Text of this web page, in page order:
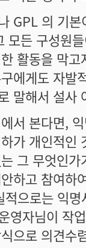
GPL 의 기
모든 구성원
활동을 막
에게도 자발
말해서 설사
서 본다면,
가 개인적인
그 무엇인
하고 참여하
적으로는 익
영자님이 작
으로 의견수